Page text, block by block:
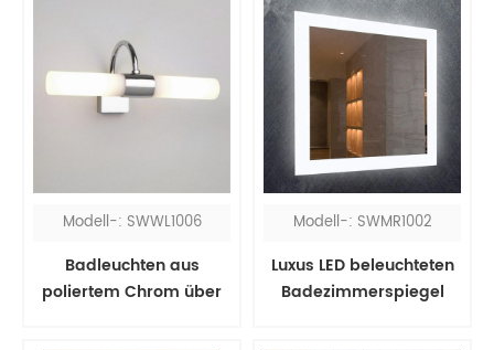
Modell-: SWWL1006
Badleuchten aus
poliertem Chrom über
Modell-: SWMR1002
Luxus LED beleuchteten
Badezimmerspiegel